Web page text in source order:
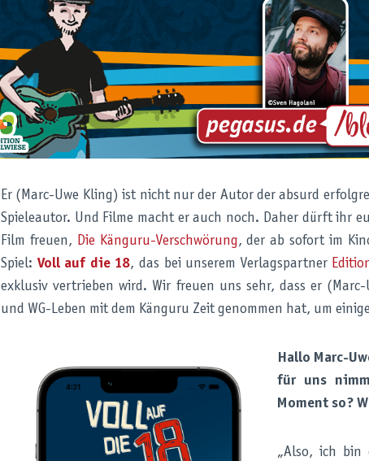
Er (Marc-Uwe Kling) ist nicht nur der Autor der absurd
Spieleautor. Und Filme macht er auch noch. Daher dürft ihr
Film freuen, Die Känguru-Verschwörung, der ab sofort im
Spiel: Voll auf die 18, das bei unserem Verlagspartner
exklusiv vertrieben wird. Wir freuen uns sehr, dass er (Marc-
und WG-Leben mit dem Känguru Zeit genommen hat, um
Hallo Marc-
für uns
Moment so?
„Also, ich bin